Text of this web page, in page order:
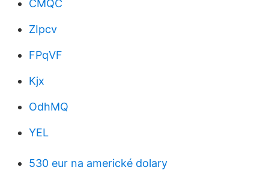
CMQC
ZIpcv
FPqVF
Kjx
OdhMQ
YEL
530 eur na americké dolary